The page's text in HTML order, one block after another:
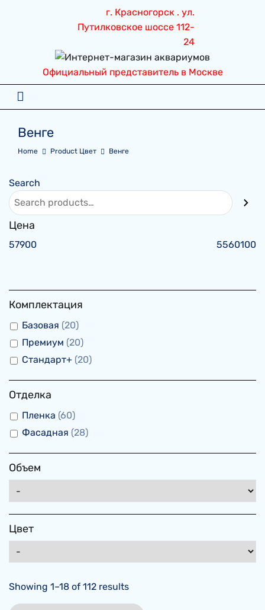
Официальный представитель в Москве
г. Красногорск . ул.
Путилковское шоссе 112-
24
Венге
Home Product Цвет Венге
Showing 1–18 of 112 results
Search
Цена
57900 5560100
Комплектация
Базовая 20
Премиум 20
Стандарт+ 20
Отделка
Пленка 60
Фасадная 28
Объем
Цвет